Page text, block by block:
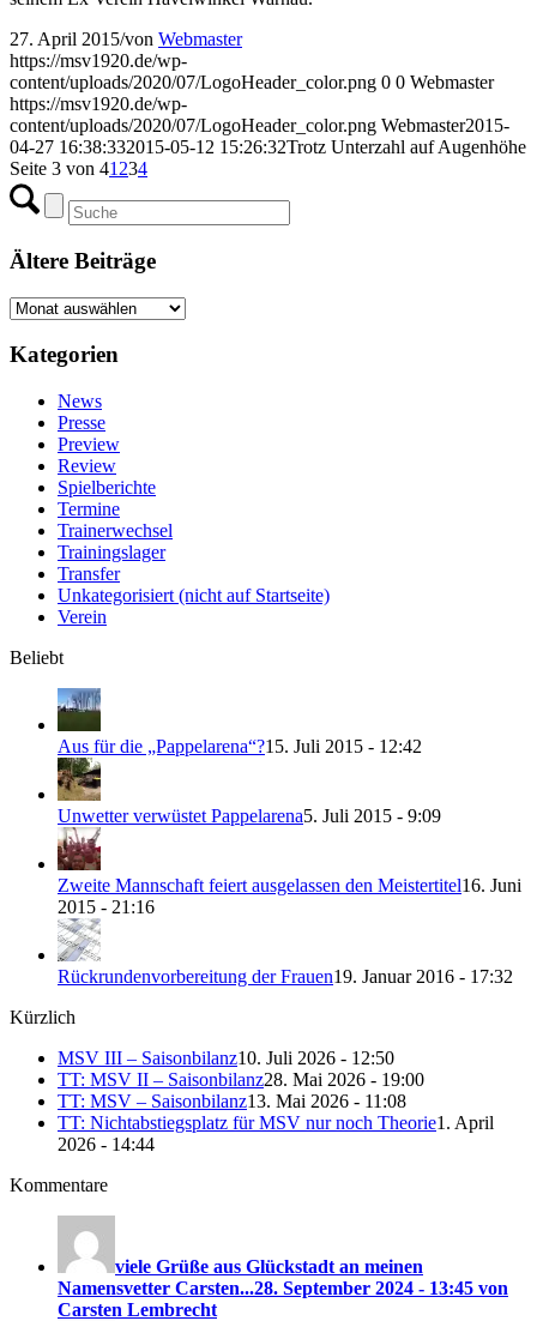
27. April 2015/von Webmaster
https://msv1920.de/wp-
content/uploads/2020/07/LogoHeader_color.png 0 0 Webmaster
https://msv1920.de/wp-
content/uploads/2020/07/LogoHeader_color.png Webmaster2015-
04-27 16:38:332015-05-12 15:26:32Trotz Unterzahl auf Augenhöhe
Seite 3 von 41 234
Ältere Beiträge
Ältere
Kategorien
News
Presse
Preview
Review
Spielberichte
Termine
Trainerwechsel
Trainingslager
Transfer
Unkategorisiert (nicht auf Startseite)
Verein
Beliebt
Aus für die „Pappelarena“?15. Juli 2015 - 12:42
Unwetter verwüstet Pappelarena5. Juli 2015 - 9:09
Zweite Mannschaft feiert ausgelassen den Meistertitel16. Juni
2015 - 21:16
Rückrundenvorbereitung der Frauen19. Januar 2016 - 17:32
Kürzlich
MSV III – Saisonbilanz10. Juli 2026 - 12:50
TT: MSV II – Saisonbilanz28. Mai 2026 - 19:00
TT: MSV – Saisonbilanz13. Mai 2026 - 11:08
TT: Nichtabstiegsplatz für MSV nur noch Theorie1. April
2026 - 14:44
Kommentare
viele Grüße aus Glückstadt an meinen
Namensvetter Carsten...28. September 2024 - 13:45 von
Carsten Lembrecht